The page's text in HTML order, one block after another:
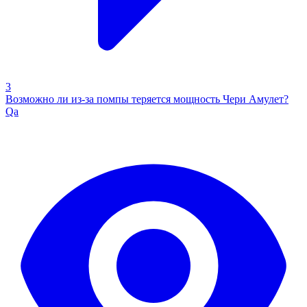
3
Возможно ли из-за помпы теряется мощность Чери Амулет?
Qa